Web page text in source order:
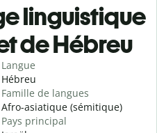
linguistique
de Hébreu
Langue
Hébreu
Famille de langues
Afro-asiatique (sémitique)
Pays principal